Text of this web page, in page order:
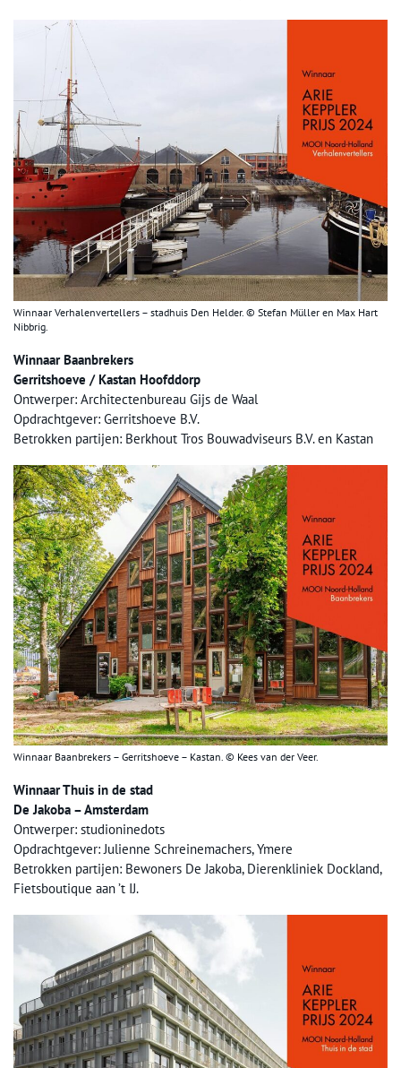
Winnaar Verhalenvertellers – stadhuis Den Helder. © Stefan Müller en Max Hart
Nibbrig.
Winnaar Baanbrekers
Gerritshoeve / Kastan Hoofddorp
Ontwerper: Architectenbureau Gijs de Waal
Opdrachtgever: Gerritshoeve B.V.
Betrokken partijen: Berkhout Tros Bouwadviseurs B.V. en Kastan
Winnaar Baanbrekers – Gerritshoeve – Kastan. © Kees van der Veer.
Winnaar Thuis in de stad
De Jakoba – Amsterdam
Ontwerper: studioninedots
Opdrachtgever: Julienne Schreinemachers, Ymere
Betrokken partijen: Bewoners De Jakoba, Dierenkliniek Dockland,
Fietsboutique aan ’t IJ.